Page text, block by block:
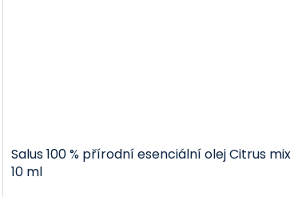
Salus 100 % přírodní esenciální olej Citrus mix
10 ml